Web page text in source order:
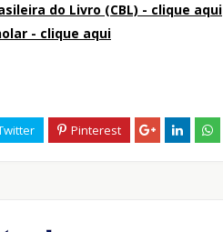
do Livro (CBL) - clique aqui
- clique aqui